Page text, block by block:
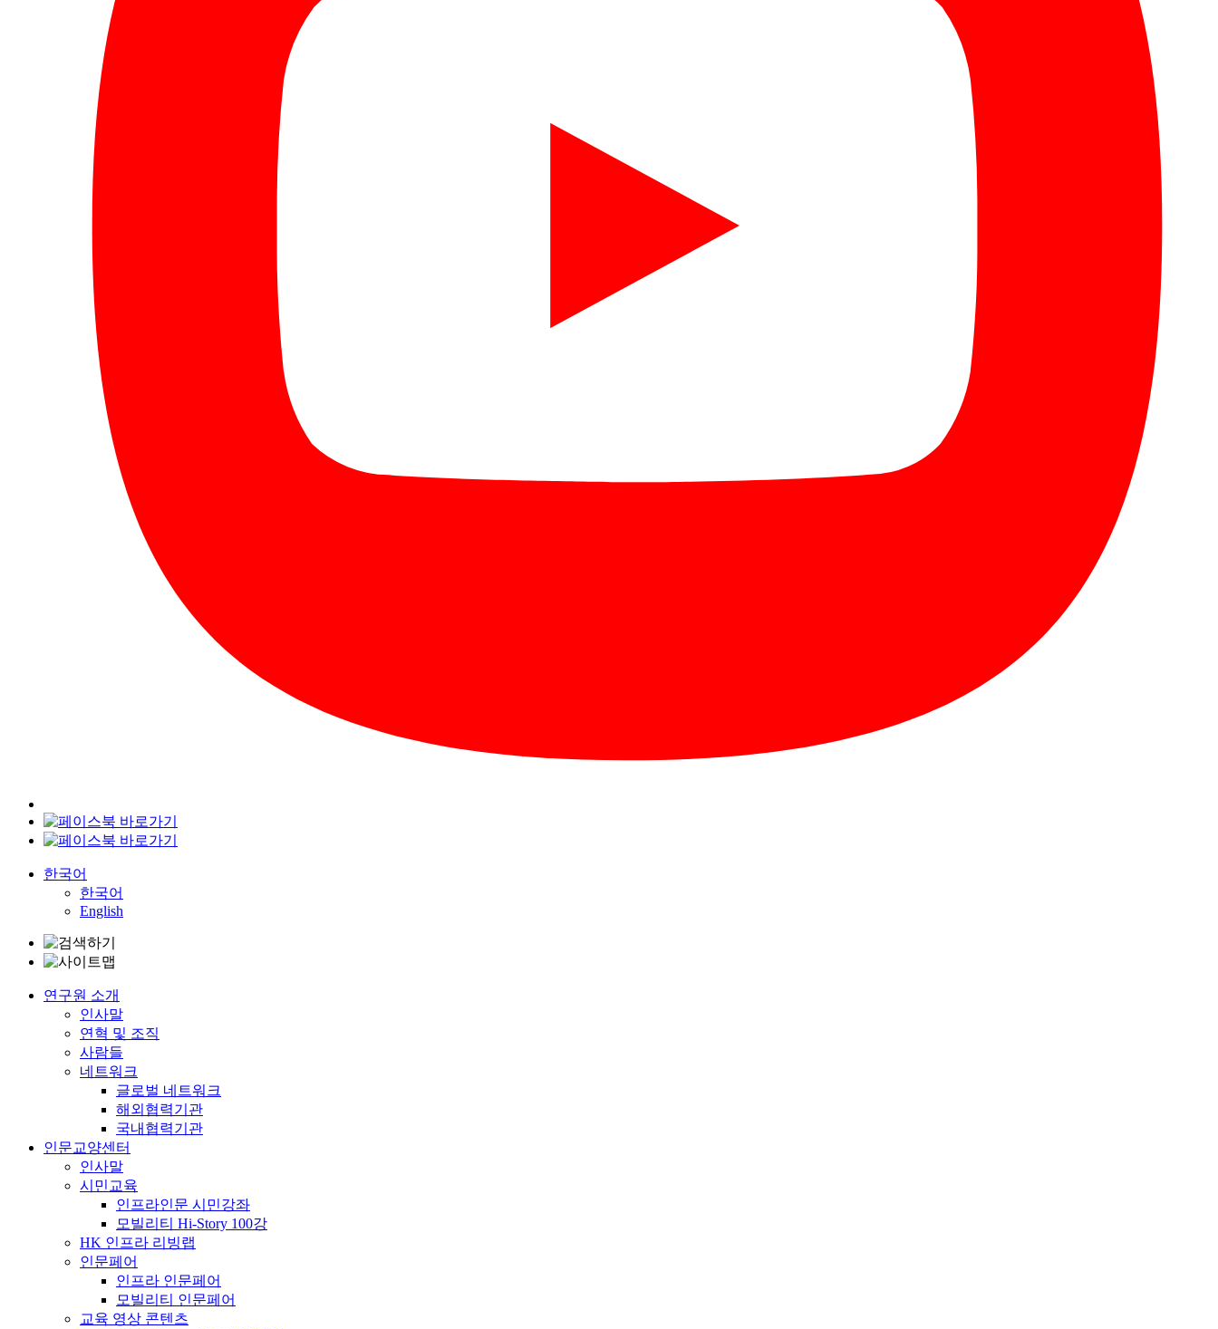
한국어
한국어
English
연구원 소개
인사말
연혁 및 조직
사람들
네트워크
글로벌 네트워크
해외협력기관
국내협력기관
인문교양센터
인사말
시민교육
인프라인문 시민강좌
모빌리티 Hi-Story 100강
HK 인프라 리빙랩
인문페어
인프라 인문페어
모빌리티 인문페어
교육 영상 콘텐츠